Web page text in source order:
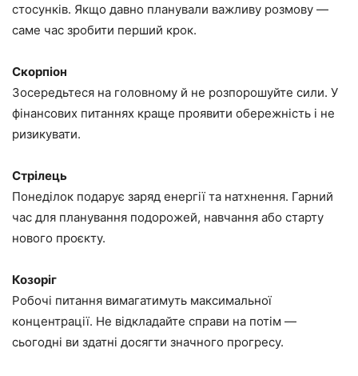
стосунків. Якщо давно планували важливу розмову —
саме час зробити перший крок.
Скорпіон
Зосередьтеся на головному й не розпорошуйте сили. У
фінансових питаннях краще проявити обережність і не
ризикувати.
Стрілець
Понеділок подарує заряд енергії та натхнення. Гарний
час для планування подорожей, навчання або старту
нового проєкту.
Козоріг
Робочі питання вимагатимуть максимальної
концентрації. Не відкладайте справи на потім —
сьогодні ви здатні досягти значного прогресу.